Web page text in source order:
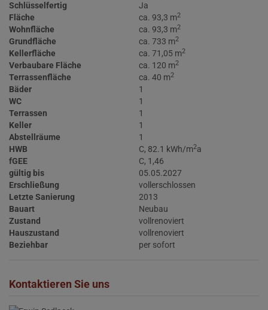
Schlüsselfertig
Ja
Fläche
ca. 93,3 m2
Wohnfläche ca. 93,3 m2
Grundfläche ca. 733 m2
Kellerfläche ca. 71,05 m2
Verbaubare Fläche ca. 120 m2
Terrassenfläche ca. 40 m2
Bäder
1
WC
1
Terrassen
1
Keller
1
Abstellräume
1
HWB
C, 82.1 kWh/m2a
fGEE
C, 1,46
gültig bis
05.05.2027
Erschließung
vollerschlossen
Letzte Sanierung
2013
Bauart
Neubau
Zustand
vollrenoviert
Hauszustand
vollrenoviert
Beziehbar
per sofort
Kontaktieren Sie uns